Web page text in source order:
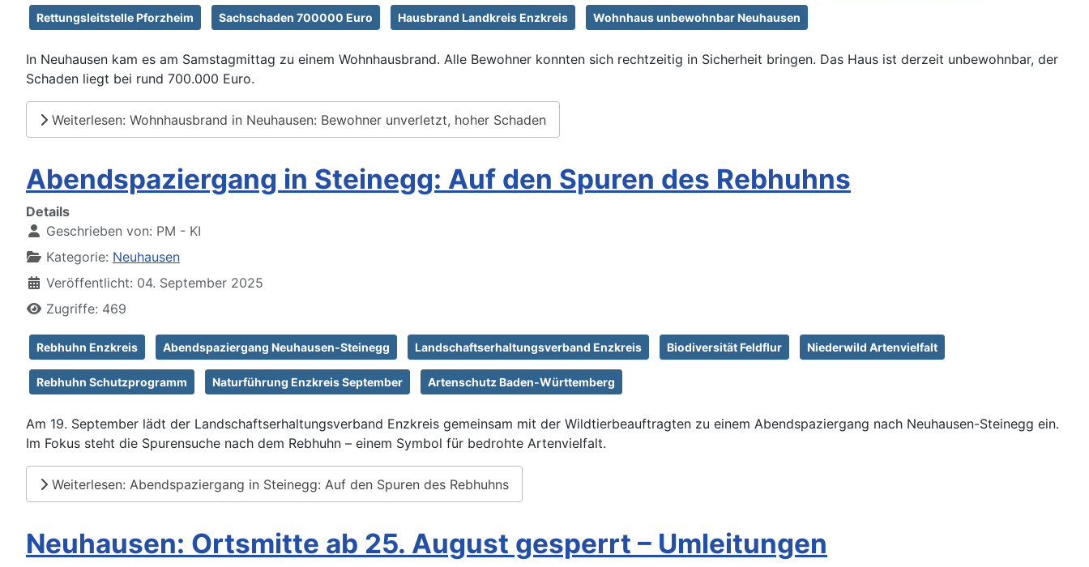
Rettungsleitstelle Pforzheim Sachschaden 700000 Euro Hausbrand Landkreis Enzkreis Wohnhaus unbewohnbar Neuhausen
In Neuhausen kam es am Samstagmittag zu einem Wohnhausbrand. Alle Bewohner konnten sich rechtzeitig in Sicherheit bringen. Das Haus ist derzeit unbewohnbar, der
Schaden liegt bei rund 700.000 Euro.
Weiterlesen: Wohnhausbrand in Neuhausen: Bewohner unverletzt, hoher Schaden
Abendspaziergang in Steinegg: Auf den Spuren des Rebhuhns
Details
Geschrieben von: PM - KI
Kategorie: Neuhausen
Veröffentlicht: 04. September 2025
Zugriffe: 469
Rebhuhn Enzkreis Abendspaziergang Neuhausen-Steinegg Landschaftserhaltungsverband Enzkreis Biodiversität Feldflur Niederwild Artenvielfalt
Rebhuhn Schutzprogramm Naturführung Enzkreis September Artenschutz Baden-Württemberg
Am 19. September lädt der Landschaftserhaltungsverband Enzkreis gemeinsam mit der Wildtierbeauftragten zu einem Abendspaziergang nach Neuhausen-Steinegg ein.
Im Fokus steht die Spurensuche nach dem Rebhuhn – einem Symbol für bedrohte Artenvielfalt.
Weiterlesen: Abendspaziergang in Steinegg: Auf den Spuren des Rebhuhns
Neuhausen: Ortsmitte ab 25. August gesperrt – Umleitungen